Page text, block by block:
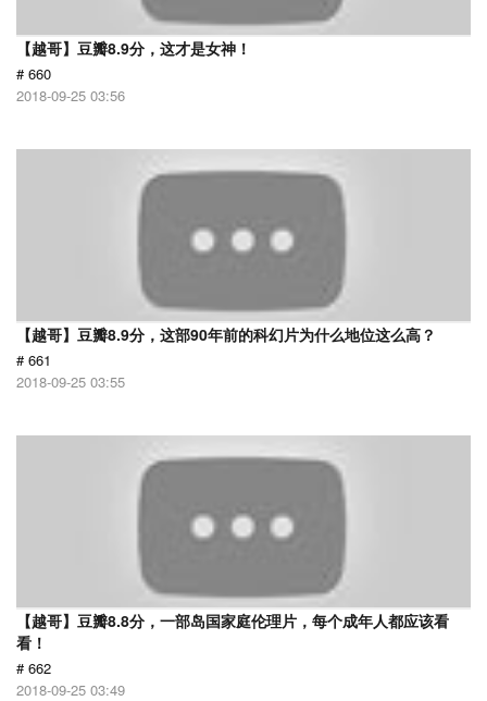
【越哥】豆瓣8.9分，这才是女神！
# 660
2018-09-25 03:56
【越哥】豆瓣8.9分，这部90年前的科幻片为什么地位这么高？
# 661
2018-09-25 03:55
【越哥】豆瓣8.8分，一部岛国家庭伦理片，每个成年人都应该看
看！
# 662
2018-09-25 03:49